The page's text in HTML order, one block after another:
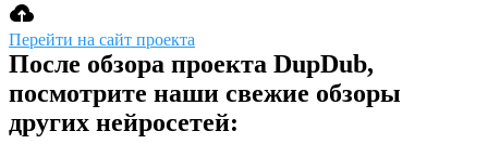
Перейти на сайт проекта
После обзора проекта DupDub,
посмотрите наши свежие обзоры
других нейросетей: